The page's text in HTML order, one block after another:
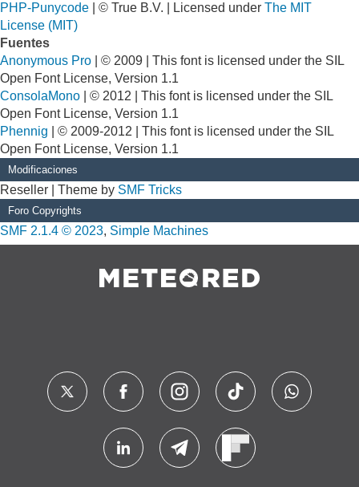
PHP-Punycode | © True B.V. | Licensed under The MIT
License (MIT)
Fuentes
Anonymous Pro | © 2009 | This font is licensed under the SIL
Open Font License, Version 1.1
ConsolaMono | © 2012 | This font is licensed under the SIL
Open Font License, Version 1.1
Phennig | © 2009-2012 | This font is licensed under the SIL
Open Font License, Version 1.1
Modificaciones
Reseller | Theme by SMF Tricks
Foro Copyrights
SMF 2.1.4 © 2023, Simple Machines